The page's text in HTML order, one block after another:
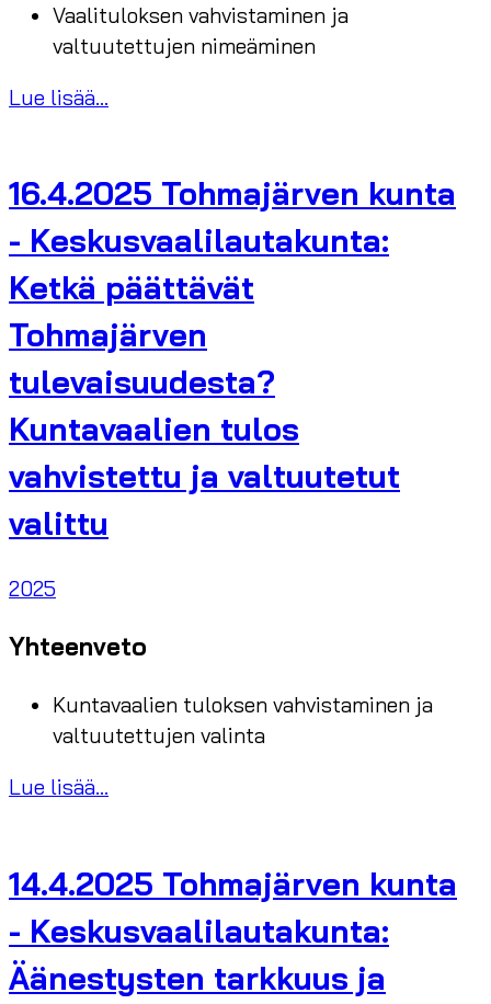
Vaalituloksen vahvistaminen ja
valtuutettujen nimeäminen
Lue lisää...
16.4.2025 Tohmajärven kunta
- Keskusvaalilautakunta:
Ketkä päättävät
Tohmajärven
tulevaisuudesta?
Kuntavaalien tulos
vahvistettu ja valtuutetut
valittu
2025
Yhteenveto
Kuntavaalien tuloksen vahvistaminen ja
valtuutettujen valinta
Lue lisää...
14.4.2025 Tohmajärven kunta
- Keskusvaalilautakunta:
Äänestysten tarkkuus ja